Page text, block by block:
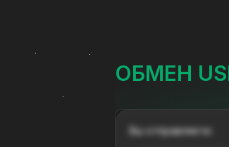
ОБМЕН
Вы отправляете: